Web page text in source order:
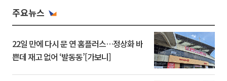
주요뉴스
22일 만에 다시 문 연 홈플러스…정상화 바
쁜데 재고 없어 ‘발동동’[가보니]